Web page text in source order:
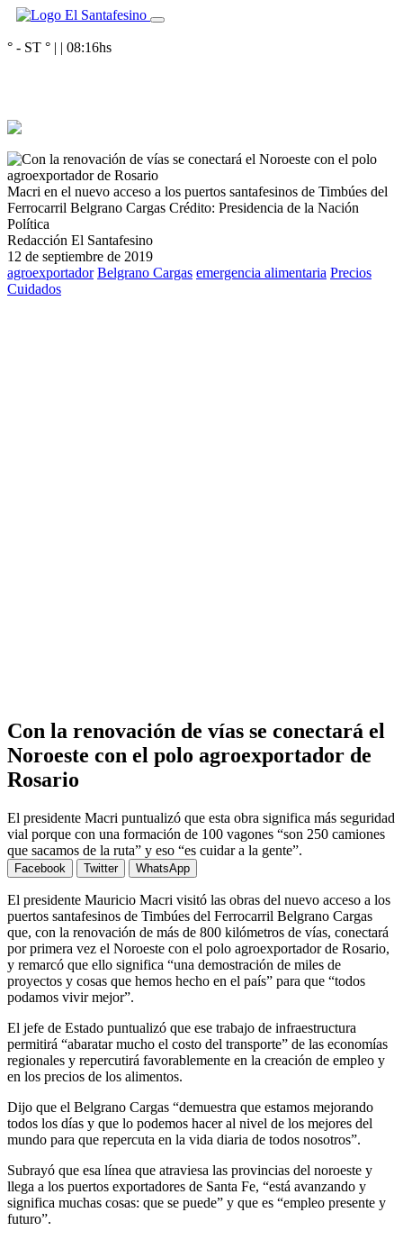
° - ST ° | | 08:16hs
Macri en el nuevo acceso a los puertos santafesinos de Timbúes del
Ferrocarril Belgrano Cargas Crédito: Presidencia de la Nación
Política
Redacción El Santafesino
12 de septiembre de 2019
agroexportador Belgrano Cargas emergencia alimentaria Precios
Cuidados
Con la renovación de vías se conectará el
Noroeste con el polo agroexportador de
Rosario
El presidente Macri puntualizó que esta obra significa más seguridad
vial porque con una formación de 100 vagones “son 250 camiones
que sacamos de la ruta” y eso “es cuidar a la gente”.
Facebook Twitter WhatsApp
El presidente Mauricio Macri visitó las obras del nuevo acceso a los
puertos santafesinos de Timbúes del Ferrocarril Belgrano Cargas
que, con la renovación de más de 800 kilómetros de vías, conectará
por primera vez el Noroeste con el polo agroexportador de Rosario,
y remarcó que ello significa “una demostración de miles de
proyectos y cosas que hemos hecho en el país” para que “todos
podamos vivir mejor”.
El jefe de Estado puntualizó que ese trabajo de infraestructura
permitirá “abaratar mucho el costo del transporte” de las economías
regionales y repercutirá favorablemente en la creación de empleo y
en los precios de los alimentos.
Dijo que el Belgrano Cargas “demuestra que estamos mejorando
todos los días y que lo podemos hacer al nivel de los mejores del
mundo para que repercuta en la vida diaria de todos nosotros”.
Subrayó que esa línea que atraviesa las provincias del noroeste y
llega a los puertos exportadores de Santa Fe, “está avanzando y
significa muchas cosas: que se puede” y que es “empleo presente y
futuro”.